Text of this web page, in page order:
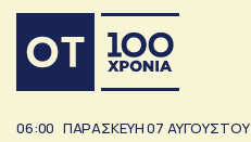
06:00 ΠΑΡΑΣΚΕΥΗ07 ΑΥΓΟΥΣΤΟΥ